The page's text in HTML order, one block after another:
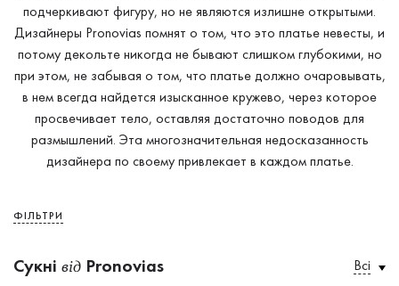
подчеркивают фигуру, но не являются излишне открытыми.
Дизайнеры Pronovias помнят о том, что это платье невесты, и
потому декольте никогда не бывают слишком глубокими, но
при этом, не забывая о том, что платье должно очаровывать,
в нем всегда найдется изысканное кружево, через которое
просвечивает тело, оставляя достаточно поводов для
размышлений. Эта многозначительная недосказанность
дизайнера по своему привлекает в каждом платье.
ФІЛЬТРИ
Сукнi від Pronovias Всі